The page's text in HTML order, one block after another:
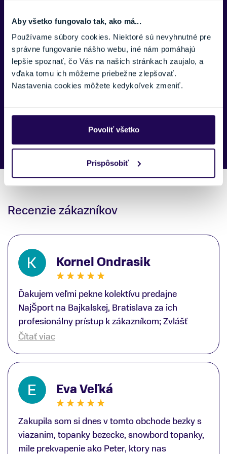
Aby všetko fungovalo tak, ako má...
Používame súbory cookies. Niektoré sú nevyhnutné pre
správne fungovanie nášho webu, iné nám pomáhajú
lepšie spoznať, čo Vás na našich stránkach zaujalo, a
vďaka tomu ich môžeme priebežne zlepšovať.
Nastavenia cookies môžete kedykoľvek zmeniť.
Povoliť všetko
Prispôsobiť
SPRÁVA:
Náš špecialista vám, čo najskôr zavolá ohľadom tohto
Recenzie zákazníkov
Kornel Ondrasik
Ďakujem veľmi pekne kolektívu predajne
NajŠport na Bajkalskej, Bratislava za ich
profesionálny prístup k zákazníkom; Zvlášť
ďakujem špecialistovi Martinovi Gunišovi za
lyžiarskej obuvi, ako aj prilby.. všetko značka
Atomic; Pán Martin Guniš mi svojou
odbornosťou otvoril nové obzory a dozvedel
som sa, vďaka jeho profesionálnemu prístupu k
zákazníkovi, up-to-date informácie o nových
trendoch v lyžiarských technológiách; Z
predajne NajŠport som odchádzal s nakúpom
Čítať viac
Eva Veľká
Zakupila som si dnes v tomto obchode bezky s
viazanim, topanky bezecke, snowbord topanky,
mile prekvapenie ako Peter, ktory nas